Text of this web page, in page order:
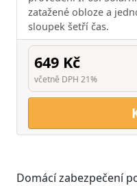
zatažené obloze a
sloupek šetří čas.
649 Kč
včetně DPH 21%
Domácí zabezpečení